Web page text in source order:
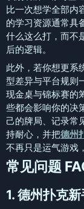
比一次想学全部内
的学习资源通常具
什么这么打，而不
后的逻辑。
此外，若你想更系
型差异与平台规则
现金桌与锦标赛的
些都会影响你的决
己的牌局、记录常
持耐心，并把德州
不再只是运气游戏
常见问题
1. 德州扑克